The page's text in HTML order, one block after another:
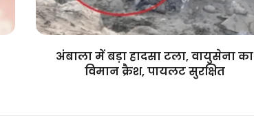
का
विमान
क्रैश,
सुरक्षितअंबाला में बड़ा हादसा टला, वायुसेना का
विमान क्रैश, पायलट सुरक्षित